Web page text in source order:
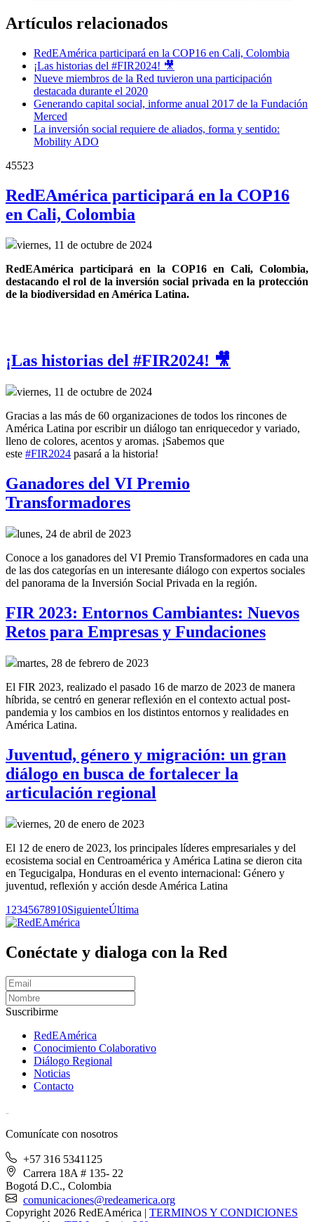
Artículos relacionados
RedEAmérica participará en la COP16 en Cali, Colombia
¡Las historias del #FIR2024! 🎥
Nueve miembros de la Red tuvieron una participación
destacada durante el 2020
Generando capital social, informe anual 2017 de la Fundación
Merced
La inversión social requiere de aliados, forma y sentido:
Mobility ADO
45523
RedEAmérica participará en la COP16
en Cali, Colombia
viernes, 11 de octubre de 2024
RedEAmérica participará en la COP16 en Cali, Colombia,
destacando el rol de la inversión social privada en la protección
de la biodiversidad en América Latina.
¡Las historias del #FIR2024! 🎥
viernes, 11 de octubre de 2024
Gracias a las más de 60 organizaciones de todos los rincones de
América Latina por escribir un diálogo tan enriquecedor y variado,
lleno de colores, acentos y aromas. ¡Sabemos que
este #FIR2024 pasará a la historia!
Ganadores del VI Premio
Transformadores
lunes, 24 de abril de 2023
Conoce a los ganadores del VI Premio Transformadores en cada una
de las dos categorías en un interesante diálogo con expertos sociales
del panorama de la Inversión Social Privada en la región.
FIR 2023: Entornos Cambiantes: Nuevos
Retos para Empresas y Fundaciones
martes, 28 de febrero de 2023
El FIR 2023, realizado el pasado 16 de marzo de 2023 de manera
híbrida, se centró en generar reflexión en el contexto actual post-
pandemia y los cambios en los distintos entornos y realidades en
América Latina.
Juventud, género y migración: un gran
diálogo en busca de fortalecer la
articulación regional
viernes, 20 de enero de 2023
El 12 de enero de 2023, los principales líderes empresariales y del
ecosistema social en Centroamérica y América Latina se dieron cita
en Tegucigalpa, Honduras en el evento internacional: Género y
juventud, reflexión y acción desde América Latina
1 2345678910SiguienteÚltima
Conéctate y dialoga con la Red
Suscribirme
RedEAmérica
Conocimiento Colaborativo
Diálogo Regional
Noticias
Contacto
Comunícate con nosotros
+57 316 5341125
Carrera 18A # 135- 22
Bogotá D.C., Colombia
comunicaciones@redeamerica.org
Copyright 2026 RedEAmérica | TERMINOS Y CONDICIONES